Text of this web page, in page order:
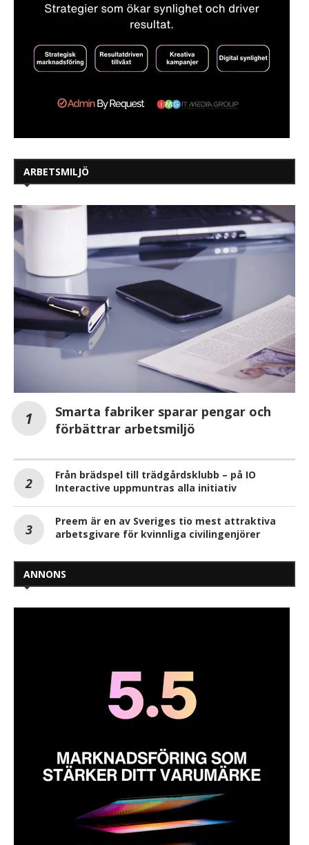
ARBETSMILJÖ
Smarta fabriker sparar pengar och
förbättrar arbetsmiljö
Från brädspel till trädgårdsklubb – på IO
Interactive uppmuntras alla initiativ
Preem är en av Sveriges tio mest attraktiva
arbetsgivare för kvinnliga civilingenjörer
ANNONS